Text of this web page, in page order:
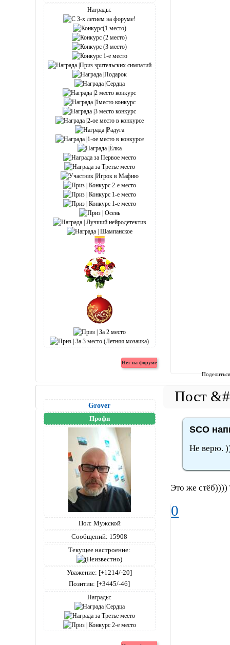
Награды:
Grover
Профи
Пол: Мужской
Сообщений: 15908
Текущее настроение:
Уважение: [+1214/-20]
Позитив: [+3445/-46]
Награды:
SCO
Не верю.
Это же стёб))))
0